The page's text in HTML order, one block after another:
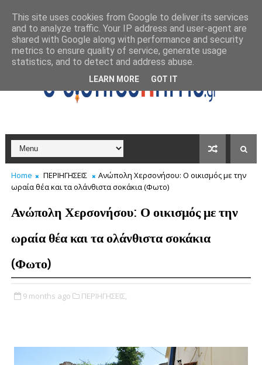
Home ΠΕΡΙΗΓΗΣΕΙΣ
Ανώπολη Χερσονήσου: Ο οικισμός με την
ωραία θέα και τα ολάνθιστα σοκάκια (Φωτο)
Ανώπολη Χερσονήσου: Ο οικισμός με την
ωραία θέα και τα ολάνθιστα σοκάκια
(Φωτο)
9 months ago ΠΕΡΙΗΓΗΣΕΙΣ,
This site uses cookies from Google to deliver its services
and to analyze traffic. Your IP address and user-agent are
shared with Google along with performance and security
metrics to ensure quality of service, generate usage
statistics, and to detect and address abuse.
LEARN MORE GOT IT